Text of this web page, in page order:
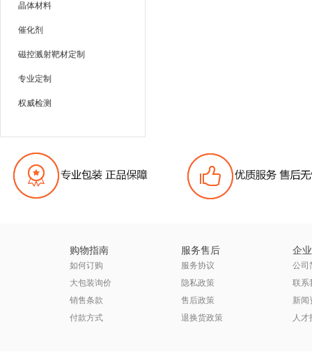
晶体材料
催化剂
磁控溅射靶材定制
专业定制
权威检测
购物指南
如何订购
大包装询价
销售条款
付款方式
服务售后
服务协议
隐私政策
售后政策
退换货政策
企
公司
联系
新闻
人才